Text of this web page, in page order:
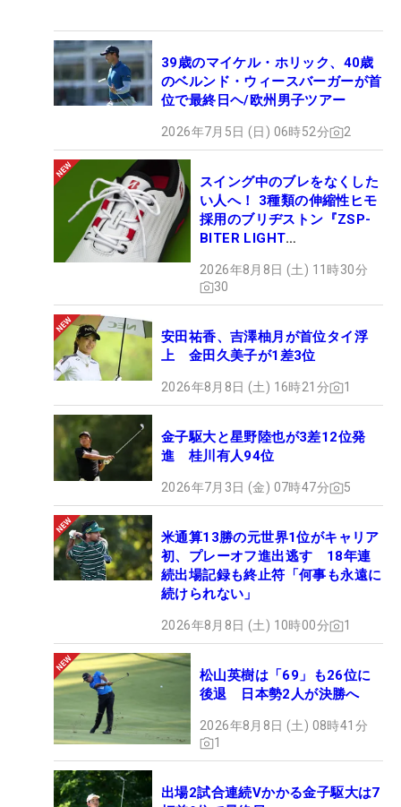
39歳のマイケル・ホリック、40歳
のベルンド・ウィースバーガーが首
位で最終日ヘ/欧州男子ツアー
2026年7月5日 (日) 06時52分 2
スイング中のブレをなくした
い人へ！ 3種類の伸縮性ヒモ
採用のブリヂストン『ZSP-
BITER LIGHT
ュー
2026年8月8日 (土) 11時30分
30
安田祐香、吉澤柚月が首位タイ浮
上 金田久美子が1差3位
2026年8月8日 (土) 16時21分 1
金子駆大と星野陸也が3差12位発
進 桂川有人94位
2026年7月3日 (金) 07時47分 5
米通算13勝の元世界1位がキャリア
初、プレーオフ進出逃す 18年連
続出場記録も終止符「何事も永遠に
続けられない」
2026年8月8日 (土) 10時00分 1
松山英樹は「69」も26位に
後退 日本勢2人が決勝へ
2026年8月8日 (土) 08時41分
1
出場2試合連続Vかかる金子駆大は7